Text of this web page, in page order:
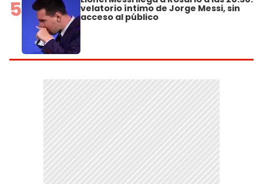
5 velatorio íntimo de Jorge Messi, sin
acceso al público